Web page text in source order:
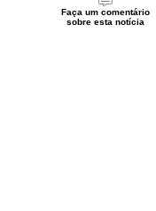
Faça um comentário
sobre esta notícia